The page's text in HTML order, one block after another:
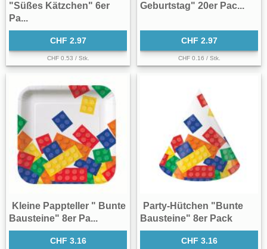
"Süßes Kätzchen" 6er
Pa...
CHF 2.97
CHF 0.53 / Stk.
Geburtstag" 20er Pac...
CHF 2.97
CHF 0.16 / Stk.
Kleine Pappteller " Bunte
Bausteine" 8er Pa...
CHF 3.16
Party-Hütchen "Bunte
Bausteine" 8er Pack
CHF 3.16